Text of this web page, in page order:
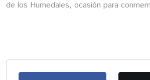
de los Humedales, ocasión para